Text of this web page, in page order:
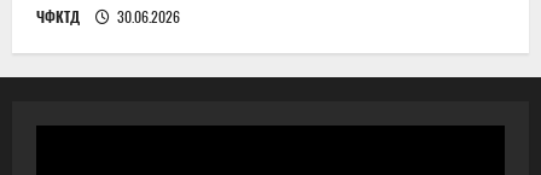
ЧФКТД 30.06.2026